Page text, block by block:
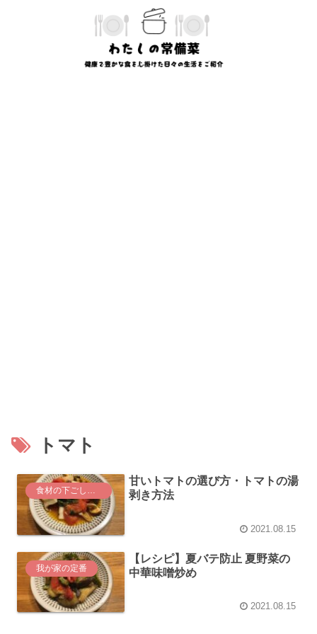
トマト
食材の下ごしらえ
甘いトマトの選び方・トマトの湯
剥き方法
2021.08.15
我が家の定番
【レシピ】夏バテ防止 夏野菜の
中華味噌炒め
2021.08.15